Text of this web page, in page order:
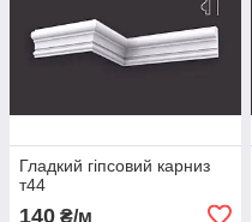
Гладкий гіпсовий карниз
т44
140 ₴/м